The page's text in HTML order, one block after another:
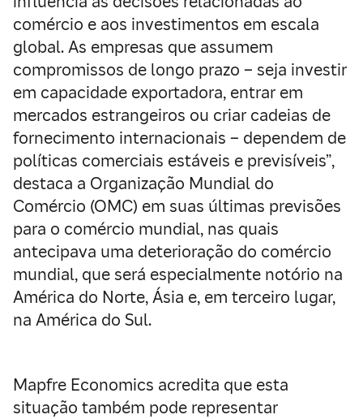
comércio e aos investimentos em escala
global. As empresas que assumem
compromissos de longo prazo – seja investir
em capacidade exportadora, entrar em
mercados estrangeiros ou criar cadeias de
fornecimento internacionais – dependem de
políticas comerciais estáveis e previsíveis”,
destaca a Organização Mundial do
Comércio (OMC) em suas últimas previsões
para o comércio mundial, nas quais
antecipava uma deterioração do comércio
mundial, que será especialmente notório na
América do Norte, Ásia e, em terceiro lugar,
na América do Sul.
Mapfre Economics acredita que esta
situação também pode representar